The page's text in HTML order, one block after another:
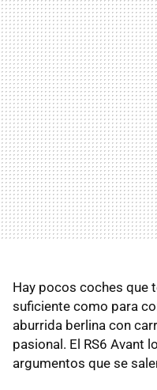
Hay pocos coches que
suficiente como para
aburrida berlina con
pasional. El RS6 Avant
argumentos que se